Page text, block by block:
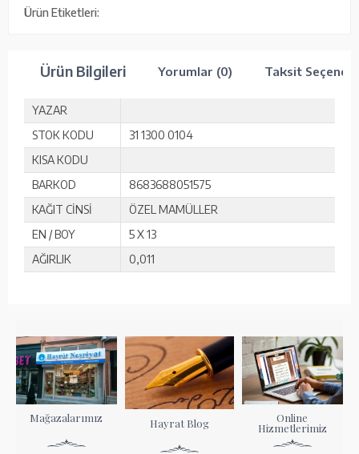
Ürün Etiketleri:
Ürün Bilgileri Yorumlar (0) Taksit
YAZAR
STOK KODU
31 1300 0104
KISA KODU
BARKOD
8683688051575
KAĞIT CİNSİ
ÖZEL MAMÜLLER
EN / BOY
5 X 13
AĞIRLIK
0,011
Mağazalarımız Hayrat Blog Online
Hizmetlerimiz